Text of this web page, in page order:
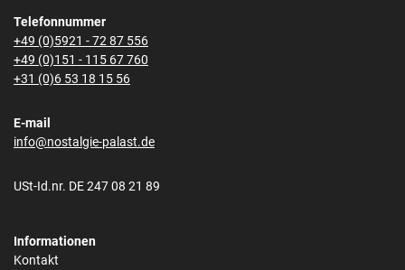
Telefonnummer
+49 (0)5921 - 72 87 556
+49 (0)151 - 115 67 760
+31 (0)6 53 18 15 56
E-mail
info@nostalgie-palast.de
USt-Id.nr. DE 247 08 21 89
Informationen
Kontakt